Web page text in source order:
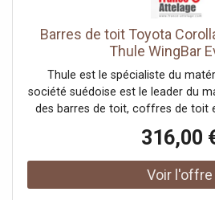
Barres de toit Toyota
Thule WingBar
Thule est le spécialiste du
société suédoise est le leader du
des barres de toit, coffres de toit
offre une large gamme de la
propose les meilleurs prix tout
316,00